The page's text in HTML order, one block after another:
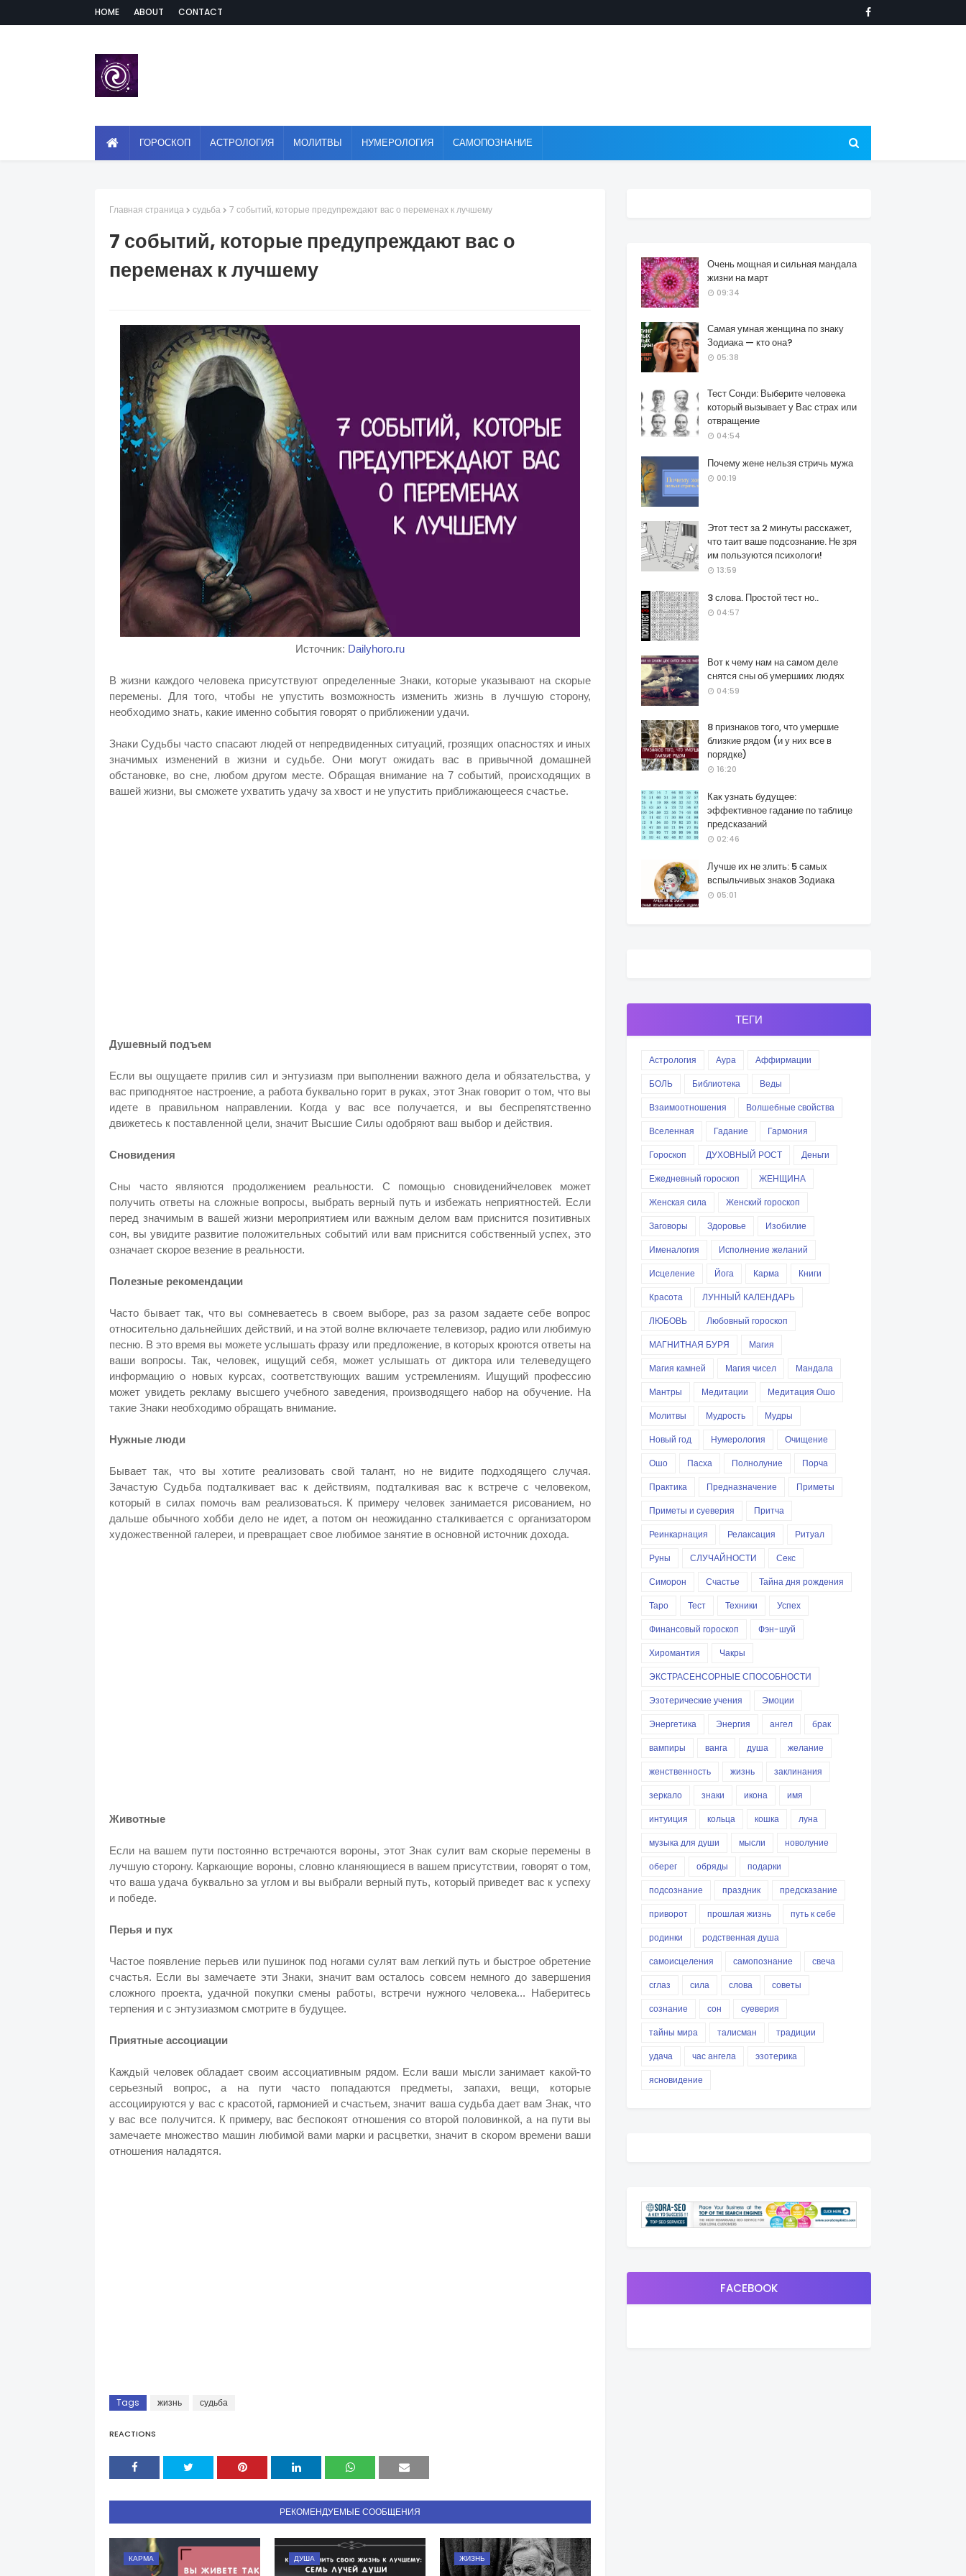
HOME ABOUT CONTACT
ГОРОСКОП АСТРОЛОГИЯ МОЛИТВЫ НУМЕРОЛОГИЯ САМОПОЗНАНИЕ
Главная страница судьба 7 событий, которые предупреждают вас о переменах к лучшему
7 событий, которые предупреждают вас о
переменах к лучшему
Источник: Dailyhoro.ru
В жизни каждого человека присутствуют определенные Знаки, которые указывают на скорые
перемены. Для того, чтобы не упустить возможность изменить жизнь в лучшую сторону,
необходимо знать, какие именно события говорят о приближении удачи.
Знаки Судьбы часто спасают людей от непредвиденных ситуаций, грозящих опасностях и иных
значимых изменений в жизни и судьбе. Они могут ожидать вас в привычной домашней
обстановке, во сне, любом другом месте. Обращая внимание на 7 событий, происходящих в
вашей жизни, вы сможете ухватить удачу за хвост и не упустить приближающееся счастье.
Душевный подъем
Если вы ощущаете прилив сил и энтузиазм при выполнении важного дела и обязательства, у
вас приподнятое настроение, а работа буквально горит в руках, этот Знак говорит о том, что вы
идете в правильном направлении. Когда у вас все получается, и вы беспрепятственно
движетесь к поставленной цели, значит Высшие Силы одобряют ваш выбор и действия.
Сновидения
Сны часто являются продолжением реальности. С помощью сновиденийчеловек может
получить ответы на сложные вопросы, выбрать верный путь и избежать неприятностей. Если
перед значимым в вашей жизни мероприятием или важным делом вам приснится позитивных
сон, вы увидите развитие положительных событий или вам приснится собственный успех, это
означает скорое везение в реальности.
Полезные рекомендации
Часто бывает так, что вы сомневаетесь в своем выборе, раз за разом задаете себе вопрос
относительно дальнейших действий, и на этой волне включаете телевизор, радио или любимую
песню. В это время вы можете услышать фразу или предложение, в которых кроются ответы на
ваши вопросы. Так, человек, ищущий себя, может услышать от диктора или телеведущего
информацию о новых курсах, соответствующих вашим устремлениям. Ищущий профессию
может увидеть рекламу высшего учебного заведения, производящего набор на обучение. На
такие Знаки необходимо обращать внимание.
Нужные люди
Бывает так, что вы хотите реализовать свой талант, но не видите подходящего случая.
Зачастую Судьба подталкивает вас к действиям, подталкивая вас к встрече с человеком,
который в силах помочь вам реализоваться. К примеру человек занимается рисованием, но
дальше обычного хобби дело не идет, а потом он неожиданно сталкивается с организатором
художественной галереи, и превращает свое любимое занятие в основной источник дохода.
Животные
Если на вашем пути постоянно встречаются вороны, этот Знак сулит вам скорые перемены в
лучшую сторону. Каркающие вороны, словно кланяющиеся в вашем присутствии, говорят о том,
что ваша удача буквально за углом и вы выбрали верный путь, который приведет вас к успеху
и победе.
Перья и пух
Частое появление перьев или пушинок под ногами сулят вам легкий путь и быстрое обретение
счастья. Если вы замечаете эти Знаки, значит вам осталось совсем немного до завершения
сложного проекта, удачной покупки смены работы, встречи нужного человека... Наберитесь
терпения и с энтузиазмом смотрите в будущее.
Приятные ассоциации
Каждый человек обладает своим ассоциативным рядом. Если ваши мысли занимает какой-то
серьезный вопрос, а на пути часто попадаются предметы, запахи, вещи, которые
ассоциируются у вас с красотой, гармонией и счастьем, значит ваша судьба дает вам Знак, что
у вас все получится. К примеру, вас беспокоят отношения со второй половинкой, а на пути вы
замечаете множество машин любимой вами марки и расцветки, значит в скором времени ваши
отношения наладятся.
Tags жизнь судьба
REACTIONS
РЕКОМЕНДУЕМЫЕ СООБЩЕНИЯ
КАРМА ДУША ЖИЗНЬ
Очень мощная и сильная мандала
жизни на март
09:34
Самая умная женщина по знаку
Зодиака — кто она?
05:38
Тест Сонди: Выберите человека
который вызывает у Вас страх или
отвращение
04:54
Почему жене нельзя стричь мужа
00:19
Этот тест за 2 минуты расскажет,
что таит ваше подсознание. Не зря
им пользуются психологи!
13:59
3 слова. Простой тест но..
04:57
Вот к чему нам на самом деле
снятся сны об умершиих людях
04:59
8 признаков того, что умершие
близкие рядом (и у них все в
порядке)
16:20
Как узнать будущее:
эффективное гадание по таблице
предсказаний
02:46
Лучше их не злить: 5 самых
вспыльчивых знаков Зодиака
05:01
ТЕГИ
Астрология Аура
Аффирмации
БОЛЬ
Библиотека
Веды
Взаимоотношения
Волшебные свойства
Вселенная
Гадание
Гармония
Гороскоп
ДУХОВНЫЙ РОСТ
Деньги
Ежедневный гороскоп
ЖЕНЩИНА
Женская сила
Женский гороскоп
Заговоры
Здоровье
Изобилие
Именалогия
Исполнение желаний
Исцеление
Йога Карма
Книги
Красота
ЛУННЫЙ КАЛЕНДАРЬ
ЛЮБОВЬ
Любовный гороскоп
МАГНИТНАЯ БУРЯ
Магия
Магия камней
Магия чисел
Мандала
Мантры
Медитации
Медитация Ошо
Молитвы
Мудрость
Мудры
Новый год
Нумерология
Очищение
Ошо
Пасха Полнолуние
Порча
Практика
Предназначение
Приметы
Приметы и суеверия
Притча
Реинкарнация
Релаксация
Ритуал
Руны
СЛУЧАЙНОСТИ
Секс
Симорон
Счастье
Тайна дня рождения
Таро
Тест Техники
Успех
Финансовый гороскоп
Фэн-шуй
Хиромантия
Чакры
ЭКСТРАСЕНСОРНЫЕ СПОСОБНОСТИ
Эзотерические учения
Эмоции
Энергетика
Энергия ангел
брак
вампиры
ванга душа
желание
женственность
жизнь
заклинания
зеркало
знаки икона
имя
интуиция
кольца кошка
луна
музыка для души
мысли
новолуние
оберег
обряды
подарки
подсознание
праздник
предсказание
приворот
прошлая жизнь
путь к себе
родинки
родственная душа
самоисцеления
самопознание
свеча
сглаз
сила слова
советы
сознание
сон
суеверия
тайны мира
талисман
традиции
удача
час ангела
эзотерика
ясновидение
FACEBOOK